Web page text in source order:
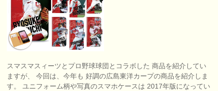
スマスマスィーツとプロ野球球団とコラボした 商品を紹介してい
ますが、 今回は、今年も 好調の広島東洋カープの商品を紹介しま
す。 ユニフォーム柄や写真のスマホケースは 2017年版になってい